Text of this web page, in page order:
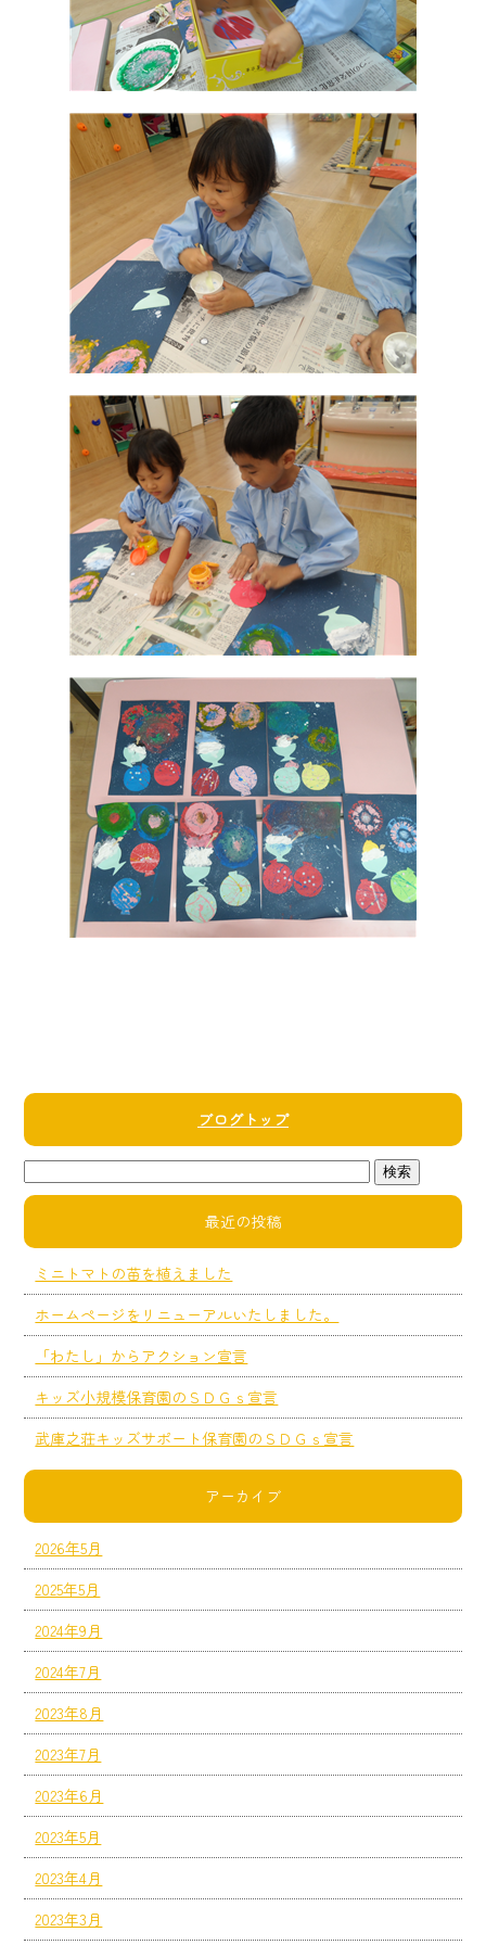
ブログトップ
最近の投稿
ミニトマトの苗を植えました
ホームページをリニューアルいたしました。
「わたし」からアクション宣言
キッズ小規模保育園のＳＤＧｓ宣言
武庫之荘キッズサポート保育園のＳＤＧｓ宣言
アーカイブ
2026年5月
2025年5月
2024年9月
2024年7月
2023年8月
2023年7月
2023年6月
2023年5月
2023年4月
2023年3月